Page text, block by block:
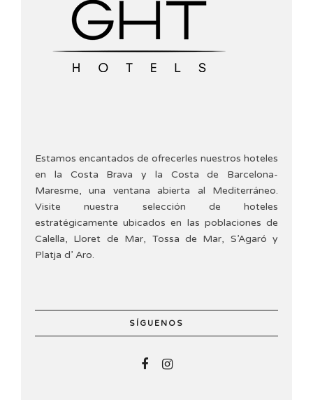
Estamos encantados de ofrecerles nuestros hoteles
en la Costa Brava y la Costa de Barcelona-
Maresme, una ventana abierta al Mediterráneo.
Visite nuestra selección de hoteles
estratégicamente ubicados en las poblaciones de
Calella, Lloret de Mar, Tossa de Mar, S’Agaró y
Platja d’ Aro.
SÍGUENOS